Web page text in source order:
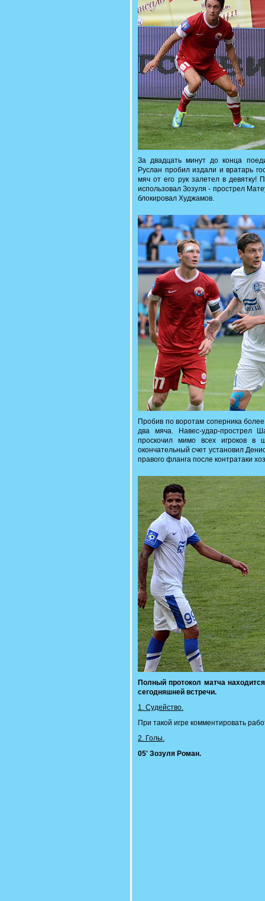
За двадцать минут до конца
Руслан пробил издали и вратарь
мяч от его рук залетел в
использовал Зозуля - прострел
блокировал Худжамов.
Пробив по воротам соперника
два мяча. Навес-удар-прострел
проскочил мимо всех игроков
окончательный счет установил
правого фланга после контратаки
Полный протокол матча
сегодняшней встречи.
1. Судейство.
При такой игре комментировать
2. Голы.
05' Зозуля Роман.